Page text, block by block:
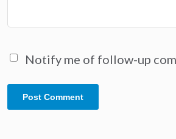
Notify me of follow-up